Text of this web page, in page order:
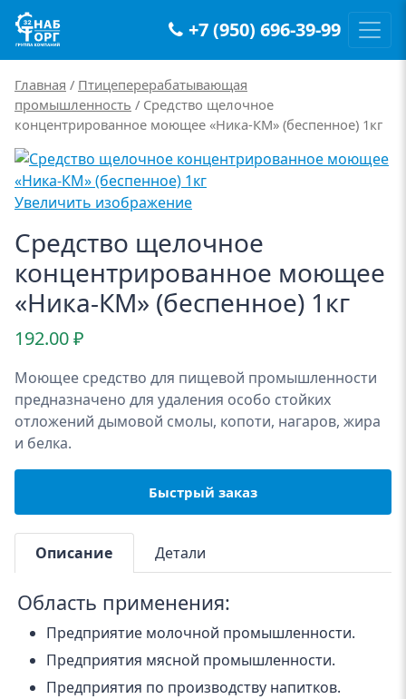
Main Navigation +7 (950) 696-39-99
Главная / Птицеперерабатывающая
промышленность / Средство щелочное
концентрированное моющее «Ника-КМ» (беспенное) 1кг
Увеличить изображение
Средство щелочное
концентрированное моющее
«Ника-КМ» (беспенное) 1кг
192.00₽
Моющее средство для пищевой промышленности
предназначено для удаления особо стойких
отложений дымовой смолы, копоти, нагаров, жира
и белка.
Быстрый заказ
Описание Детали
Область применения:
Предприятие молочной промышленности.
Предприятия мясной промышленности.
Предприятия по производству напитков.